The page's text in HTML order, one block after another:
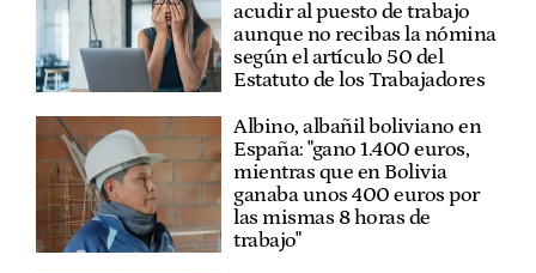
acudir al puesto de trabajo
aunque no recibas la nómina
según el artículo 50 del
Estatuto de los Trabajadores
Albino, albañil boliviano en
España: "gano 1.400 euros,
mientras que en Bolivia
ganaba unos 400 euros por
las mismas 8 horas de
trabajo"